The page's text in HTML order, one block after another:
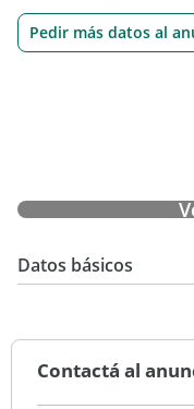
Pedir más datos al
Datos básicos
USD 800
Contactá al